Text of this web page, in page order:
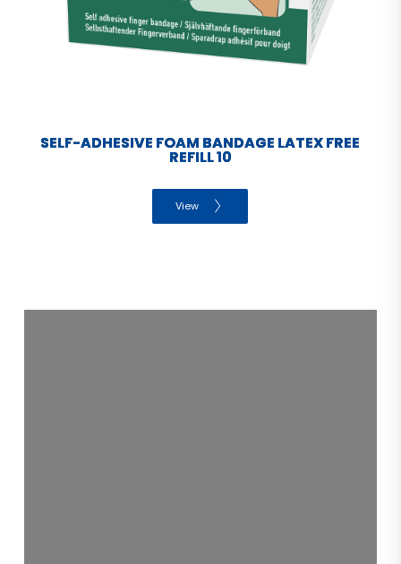
SELF-ADHESIVE FOAM BANDAGE LATEX FREE
REFILL 10
View